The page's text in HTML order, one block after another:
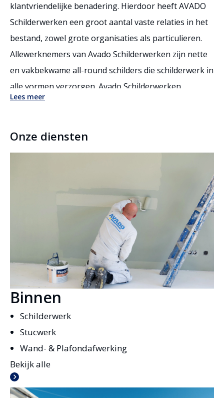
klantvriendelijke benadering. Hierdoor heeft AVADO
Schilderwerken een groot aantal vaste relaties in het
bestand, zowel grote organisaties als particulieren.
Allewerknemers van Avado Schilderwerken zijn nette
en vakbekwame all-round schilders die schilderwerk in
alle vormen verzorgen. Avado Schilderwerken
verzorgt inspecties, adviseert over onderhoud en
Avado Schilderwerken levert de kwaliteit die de klant
wenst. Avado Schilderwerken is door de
gerenommeerde schildersbedrijven in de regio
Haaglanden en daarbuiten.
Lees meer
Onze diensten
Binnen
Schilderwerk
Stucwerk
Wand- & Plafondafwerking
Bekijk alle